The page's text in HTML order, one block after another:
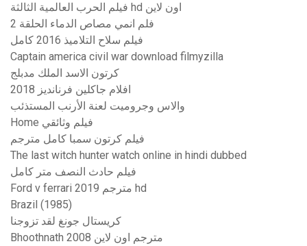
فيلم الحرب العالمية الثالثة hd اون لاين
فلم انمي مصاص الدماء الحلقة 2
فيلم سلاح التلاميذ 2016 كامل
Captain america civil war download filmyzilla
كرتون الاسد الملك مدبلج
افلام جاكلين فرنانديز 2018
والاس وجروميت لعنة الأرنب المستذئب
Home فيلم وثائقي
فيلم كرتون سمبا كامل مترجم
The last witch hunter watch online in hindi dubbed
فيلم حادث النصف متر كامل
Ford v ferrari 2019 مترجم hd
Brazil (1985)
كريستال جونغ لقد تزوجنا
Bhoothnath 2008 مترجم اون لاين